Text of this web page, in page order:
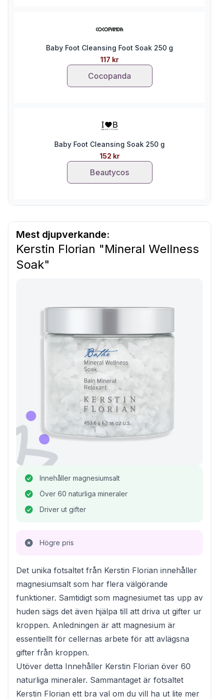
Baby Foot Cleansing Foot Soak 250 g
117 kr
Cocopanda
Baby Foot Cleansing Soak 250 g
152 kr
Beautycos
Mest djupverkande:
Kerstin Florian "Mineral Wellness
Soak"
Innehåller magnesiumsalt
Över 60 naturliga mineraler
Driver ut gifter
Högre pris
Det unika fotsaltet från Kerstin Florian innehåller
magnesiumsalt som har flera välgörande
funktioner. Samtidigt som magnesiumet tas upp av
huden sägs det även hjälpa till att driva ut gifter ur
kroppen. Anledningen är att magnesium är
essentiellt för cellernas arbete för att avlägsna
gifter från kroppen.
Utöver detta Innehåller Kerstin Florian över 60
naturliga mineraler. Sammantaget är fotsaltet
Kerstin Florian ett bra val om du vill ha ut lite mer